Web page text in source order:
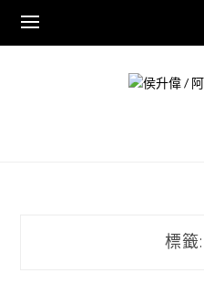
content
標籤: